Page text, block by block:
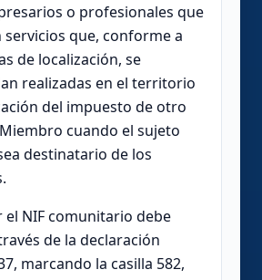
o profesionales que
servicios que, conforme a
de localización, se
realizadas en el territorio
del impuesto de otro
cuando el sujeto
destinatario de los
el NIF comunitario debe
de la declaración
marcando la casilla 582,